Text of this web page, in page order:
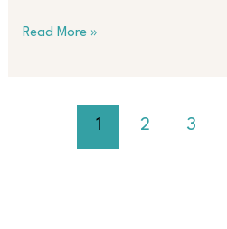
Read More »
1 2 3